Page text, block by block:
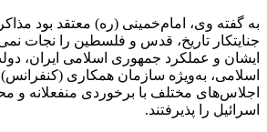
به گفته وی، امام‌خمینی (ره) معتقد بود
جنایتکار تاریخ، قدس و فلسطین را نجات
ایشان و عملکرد جمهوری اسلامی ایران،
اسلامی، به‌ویژه سازمان همکاری (کنفرانس)
اجلاس‌های مختلف با برخوردی منفعلانه و
اسرائیل را پذیرفتند.